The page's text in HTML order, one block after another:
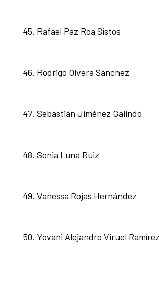
Rafael Paz Roa Sistos
Rodrigo Olvera Sánchez
Sebastián Jiménez Galindo
Sonia Luna Ruiz
Vanessa Rojas Hernández
Yovani Alejandro Viruel Ramírez